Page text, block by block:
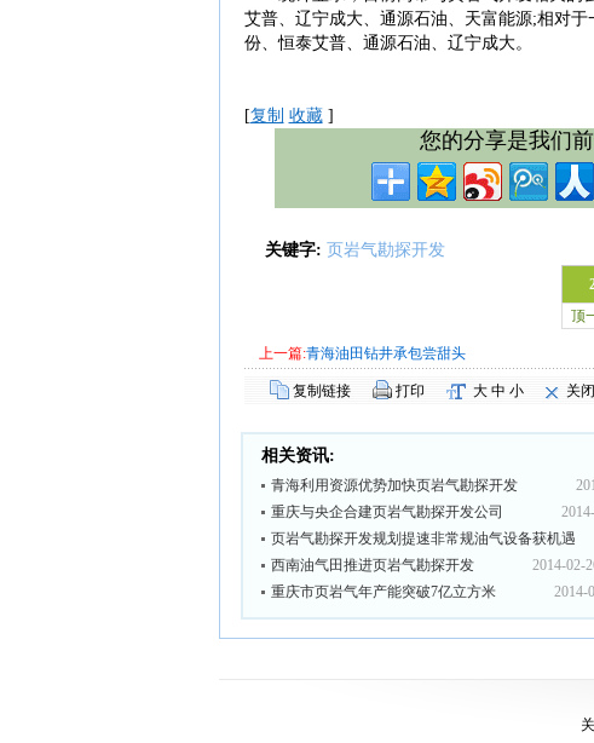
艾普、辽宁成大、通源石油、天富能源;相对
份、恒泰艾普、通源石油、辽宁成大。
[复制 收藏]
您的分享是我们
关键字: 页岩气勘探开发
顶
上一篇:青海油田钻井承包尝甜头
复制链接 打印 大 中 小 关闭
相关资讯:
青海利用资源优势加快页岩气勘探开发
重庆与央企合建页岩气勘探开发公司
页岩气勘探开发规划提速非常规油气设备获机遇
西南油气田推进页岩气勘探开发
2014-02-
重庆市页岩气年产能突破7亿立方米
2014-